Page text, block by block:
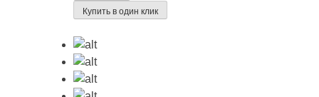
Купить в один клик